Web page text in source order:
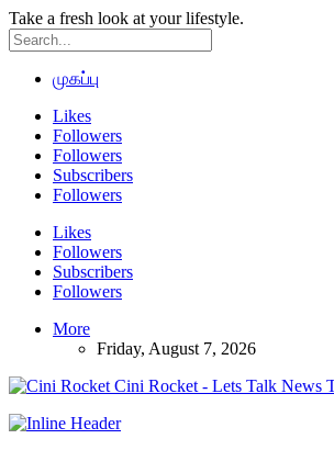
Take a fresh look at your lifestyle.
முகப்பு
Likes
Followers
Followers
Subscribers
Followers
Likes
Followers
Subscribers
Followers
More
Friday, August 7, 2026
Cini Rocket - Lets Talk News